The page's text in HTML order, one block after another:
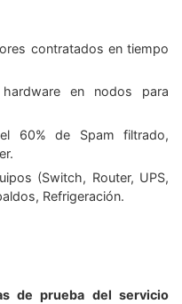
contratados en tiempo
en nodos para
60% de Spam filtrado,
(Switch, Router, UPS,
Refrigeración.
de prueba del servicio